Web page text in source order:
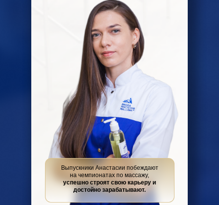
Выпускники Анастасии побеждают
на чемпионатах по массажу,
успешно строят свою карьеру и
достойно зарабатывают.